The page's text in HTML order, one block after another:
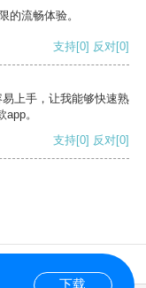
的流畅体验。
支持[0] 反对[0]
上手，让我能够快速熟
。
支持[0] 反对[0]
下载